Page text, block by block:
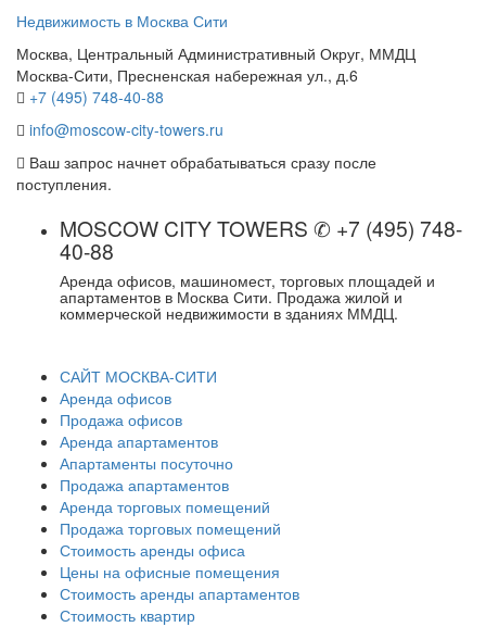
Недвижимость в Москва Сити
Москва, Центральный Административный Округ, ММДЦ
Москва-Сити, Пресненская набережная ул., д.6
+7 (495) 748-40-88
info@moscow-city-towers.ru
Ваш запрос начнет обрабатываться сразу после
поступления.
MOSCOW CITY TOWERS ✆ +7 (495) 748-
40-88
Аренда офисов, машиномест, торговых площадей и
апартаментов в Москва Сити. Продажа жилой и
коммерческой недвижимости в зданиях ММДЦ.
САЙТ МОСКВА-СИТИ
Аренда офисов
Продажа офисов
Аренда апартаментов
Апартаменты посуточно
Продажа апартаментов
Аренда торговых помещений
Продажа торговых помещений
Стоимость аренды офиса
Цены на офисные помещения
Стоимость аренды апартаментов
Стоимость квартир